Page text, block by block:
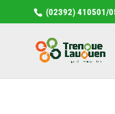
(02392) 410501/